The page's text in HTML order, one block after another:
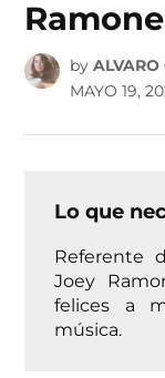
Ramone
by ALVARO
MAYO 19,
Lo que
Referente
Joey
felices a
música.